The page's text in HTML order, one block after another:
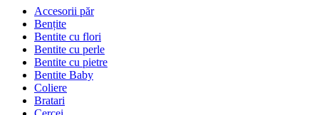
Accesorii păr
Bențite
Bentite cu flori
Bentite cu perle
Bentite cu pietre
Bentite Baby
Coliere
Bratari